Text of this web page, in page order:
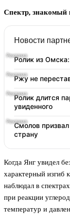
Спектр, знакомый
Новости
Ролик из
Ржу не
Ролик длится
увиденного
Смолов
страну
Когда Янг увидел
характерный изгиб
наблюдал в
при реакции
температур и